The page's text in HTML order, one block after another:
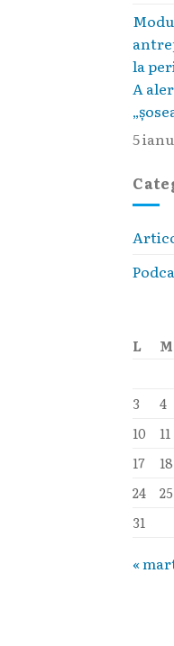
la
A
5
L
3
4
10
11
17
18
24
25
31
«